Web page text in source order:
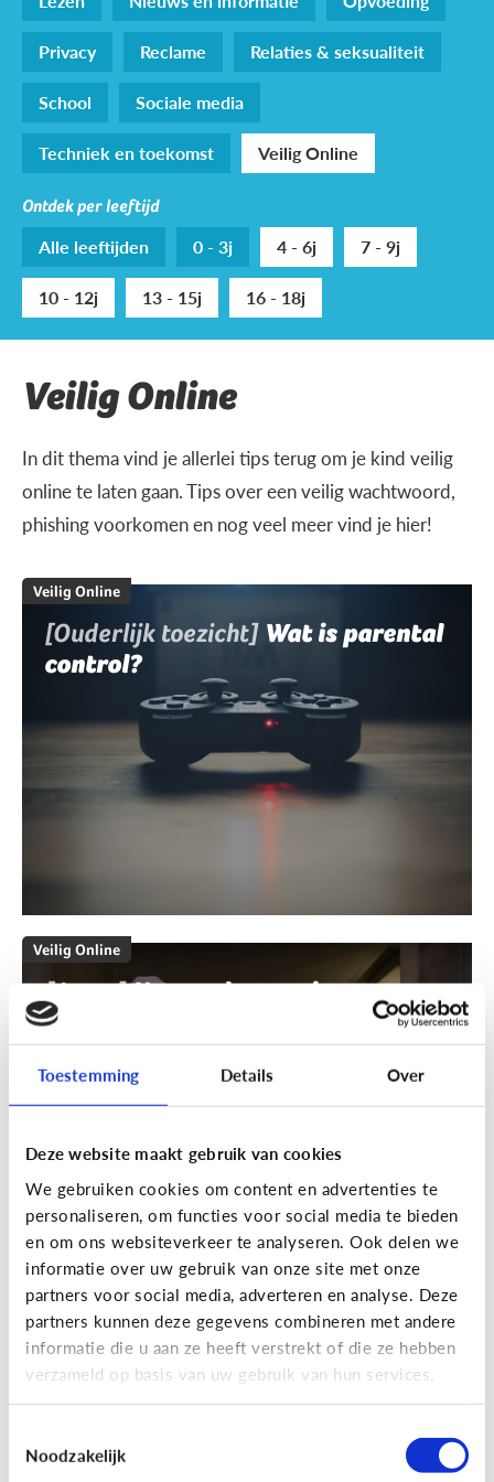
Toestemming Details Over
Deze website maakt gebruik van cookies
We gebruiken cookies om content en advertenties te
personaliseren, om functies voor social media te bieden
en om ons websiteverkeer te analyseren. Ook delen we
informatie over uw gebruik van onze site met onze
partners voor social media, adverteren en analyse. Deze
partners kunnen deze gegevens combineren met andere
informatie die u aan ze heeft verstrekt of die ze hebben
verzameld op basis van uw gebruik van hun services.
Noodzakelijk
Privacy
Reclame
Relaties & seksualiteit
School
Sociale media
Techniek en toekomst
Veilig Online
Ontdek per leeftijd
Alle leeftijden 0 - 3j 4 - 6j
7 - 9j
10 - 12j
13 - 15j 16 - 18j
Veilig Online
In dit thema vind je allerlei tips terug om je kind veilig
online te laten gaan. Tips over een veilig wachtwoord,
phishing voorkomen en nog veel meer vind je hier!
Veilig Online
[Ouderlijk toezicht] Wat is parental
control?
Veilig Online
[Actua]Hoe snel geven jongeren
hun bankkaart in ruil voor geld?
En wat zijn 'geldezels'?
[Hoe werkt het?]Locatiegegevens
delen via de smartphone